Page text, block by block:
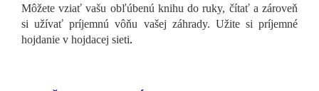
Môžete vziať vašu obľúbenú knihu do ruky, čítať a zároveň
si užívať príjemnú vôňu vašej záhrady. Užite si príjemné
hojdanie v hojdacej sieti.